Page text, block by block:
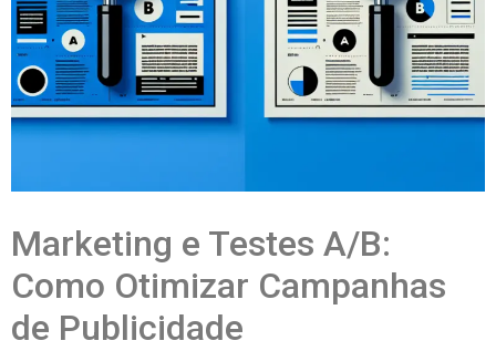
Marketing e Testes A/B:
Como Otimizar Campanhas
de Publicidade